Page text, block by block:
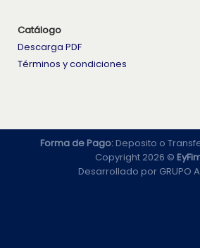
Catálogo
Descarga PDF
Términos y condiciones
Forma de Pago:Deposito o
Copyright 2026 ©
Desarrollado por GRUPO